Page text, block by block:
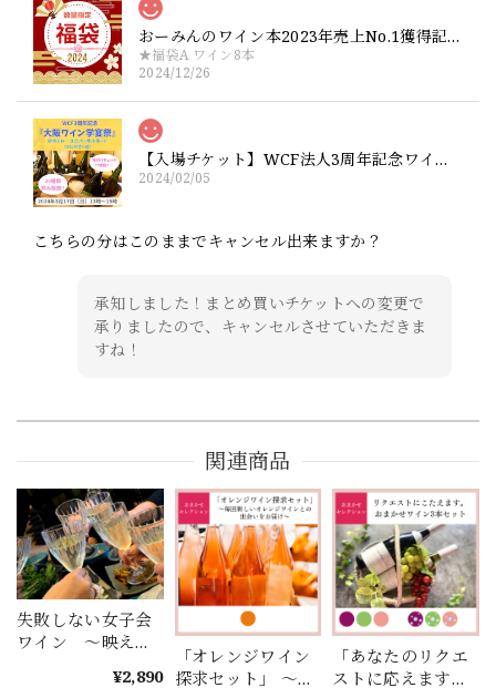
おーみんのワイン本2023年売上No.1獲得記念！大盤振る舞いワイン福袋【ワイン6本+サイン本1冊】or【ワインのみ8本】
★福袋A ワイン8本
2024/12/26
【入場チケット】WCF法人3周年記念ワイン祭り『大阪ワイン学宴祭』2024年3月17日（土）13時〜15時
2024/02/05
こちらの分はこのままでキャンセル出来ますか？
承知しました！まとめ買いチケットへの変更で
承りましたので、キャンセルさせていただきま
すね！
関連商品
失敗しない女子会
ワイン ～映える
ークリング～¥2,890
「オレンジワイン
探求セット」 ～毎
「あなたのリクエ
ストに応えます」